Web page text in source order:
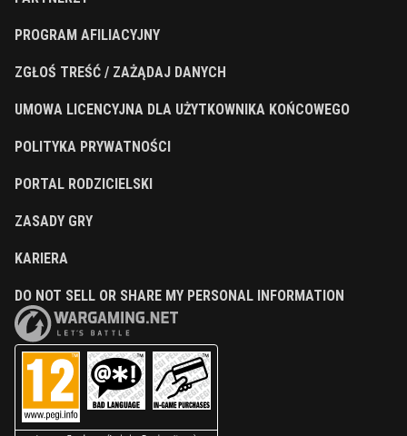
PROGRAM AFILIACYJNY
ZGŁOŚ TREŚĆ / ZAŻĄDAJ DANYCH
UMOWA LICENCYJNA DLA UŻYTKOWNIKA KOŃCOWEGO
POLITYKA PRYWATNOŚCI
PORTAL RODZICIELSKI
ZASADY GRY
KARIERA
DO NOT SELL OR SHARE MY PERSONAL INFORMATION